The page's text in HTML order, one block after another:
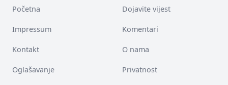
Početna Dojavite vijest
Impressum Komentari
Kontakt O nama
Oglašavanje Privatnost